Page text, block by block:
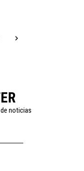

noticias